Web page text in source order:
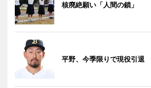
核廃絶願い「人間の鎖」
平野、今季限りで現役引退